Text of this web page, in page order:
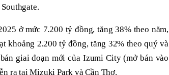
ở mức 7.200 tỷ đồng, tăng 38% theo năm,
khoảng 2.200 tỷ đồng, tăng 32% theo quý và
giai đoạn mới của Izumi City (mở bán vào
ra tại Mizuki Park và Cần Thơ.